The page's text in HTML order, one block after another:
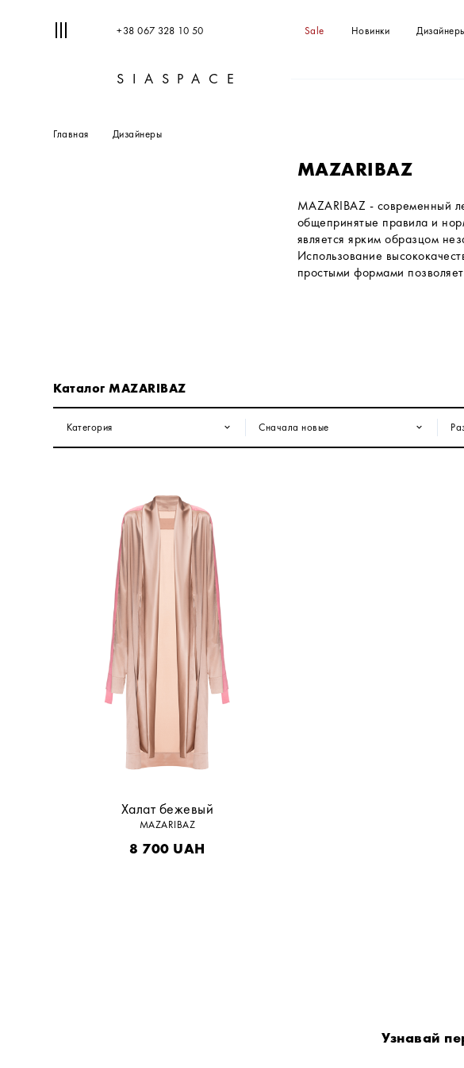
+38 067 328 10 50 Sale Новинки
Куртки, жакети
SIASPACE
Главная Дизайнеры
MAZARIBAZ
MAZARIBAZ - современный
общепринятые правила и
является ярким образцом
Использование
простыми формами
лаконичный, но достаточно
себе комфорт и
представительниц
Каталог MAZARIBAZ
Категория Сначала новые
Халат бежевый
MAZARIBAZ
8 700 UAH
Узнавай